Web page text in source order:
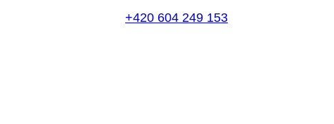
+420 604 249 153